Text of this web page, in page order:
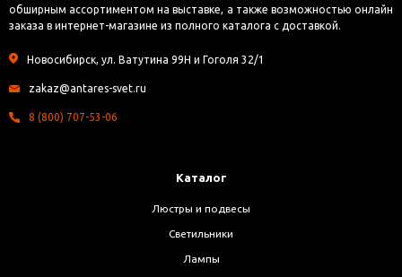
обширным ассортиментом на выставке, а также возможностью онлайн
заказа в интернет-магазине из полного каталога с доставкой.
Новосибирск, ул. Ватутина 99Н и Гоголя 32/1
zakaz@antares-svet.ru
8 (800) 707-53-06
Каталог
Люстры и подвесы
Светильники
Лампы